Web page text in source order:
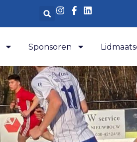
Sponsoren